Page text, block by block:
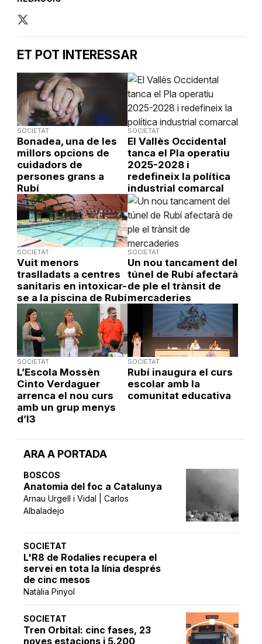
ARA A PORTADA
BOSCOS
Anatomia del foc a Catalunya
Arnau Urgell i Vidal | Carlos
Albaladejo
SOCIETAT
L'R8 de Rodalies recupera el
servei en tota la línia després
de cinc mesos
Natàlia Pinyol
SOCIETAT
Tren Orbital: cinc fases, 23
noves estacions i 5.200
ET POT INTERESSAR
SOCIETAT
Bonadea, una de les
millors opcions de
cuidadors de
persones grans a
Rubí
SOCIETAT
El Vallès Occidental
tanca el Pla operatiu
2025-2028 i
redefineix la política
industrial comarcal
SOCIETAT
Vuit menors
traslladats a centres
sanitaris en intoxicar-
se a la piscina de Rubí
SOCIETAT
Un nou tancament del
túnel de Rubí afectarà
de ple el trànsit de
mercaderies
SOCIETAT
L’Escola Mossèn
Cinto Verdaguer
arrenca el nou curs
amb un grup menys
d’I3
SOCIETAT
Rubí inaugura el curs
escolar amb la
comunitat educativa